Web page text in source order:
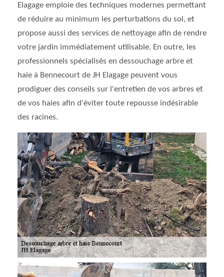
Elagage emploie des techniques modernes permettant
de réduire au minimum les perturbations du sol, et
propose aussi des services de nettoyage afin de rendre
votre jardin immédiatement utilisable. En outre, les
professionnels spécialisés en dessouchage arbre et
haie à Bennecourt de JH Elagage peuvent vous
prodiguer des conseils sur l'entretien de vos arbres et
de vos haies afin d'éviter toute repousse indésirable
des racines.